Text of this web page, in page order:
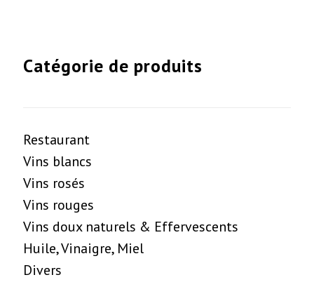
Catégorie de produits
Restaurant
Vins blancs
Vins rosés
Vins rouges
Vins doux naturels & Effervescents
Huile, Vinaigre, Miel
Divers